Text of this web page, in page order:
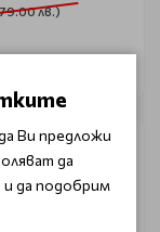
лв.)
Ви предложи
да
да подобрим